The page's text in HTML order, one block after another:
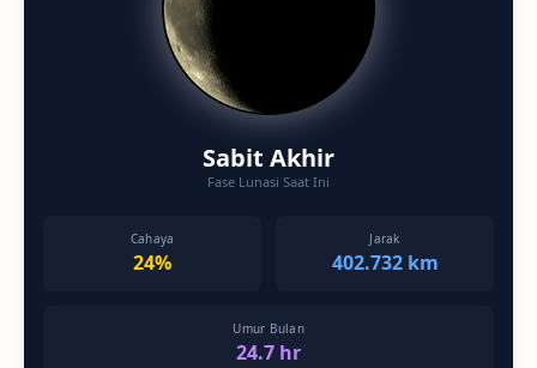
Sabit Akhir
Fase Lunasi Saat Ini
Cahaya
24%
Jarak
402.732 km
Umur Bulan
24.7 hr